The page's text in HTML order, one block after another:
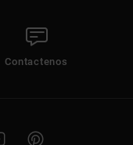
Contactenos